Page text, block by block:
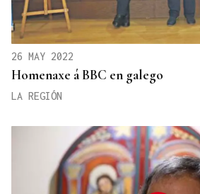
26 MAY 2022
Homenaxe á BBC en galego
LA REGIÓN